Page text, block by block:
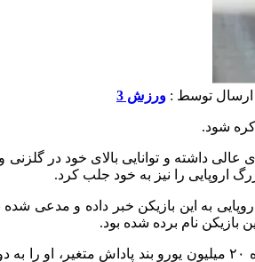
ارسال توسط : ورزش 3
شود.
داشته و توانایی بالای خود در
اروپایی را نیز به خود جلب کرد.
به این بازیکن خبر داده و مدعی
بازیکن نام برده شده بود.
این در حالی است که اتلتیکو در تابستان گذشته با پرداخت ۷۵